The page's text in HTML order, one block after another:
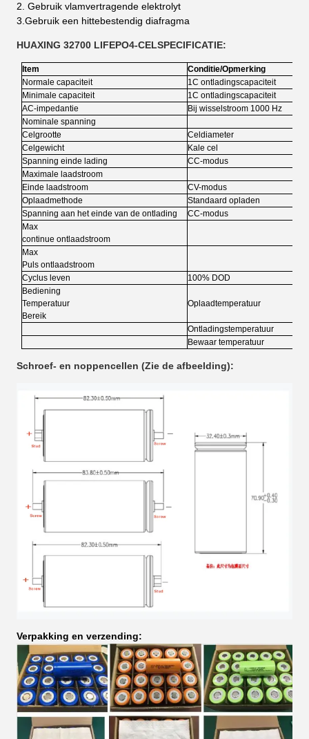
2. Gebruik vlamvertragende elektrolyt
3.Gebruik een hittebestendig diafragma
HUAXING 32700 LIFEPO4-CELSPECIFICATIE:
Item
Conditie/Opmerking
Normale capaciteit
1C ontladingscapaciteit
Minimale capaciteit
1C ontladingscapaciteit
AC-impedantie
Bij wisselstroom 1000 Hz
Nominale spanning
Celgrootte
Celdiameter
Celgewicht
Kale cel
Spanning einde lading
CC-modus
Maximale laadstroom
Einde laadstroom
CV-modus
Oplaadmethode
Standaard opladen
Spanning aan het einde van de ontlading
CC-modus
Max
continue ontlaadstroom
Max
Puls ontlaadstroom
Cyclus leven
100% DOD
Bediening
Temperatuur
Bereik
Oplaadtemperatuur
Ontladingstemperatuur
Bewaar temperatuur
Schroef- en noppencellen (Zie de afbeelding):
Verpakking en verzending: